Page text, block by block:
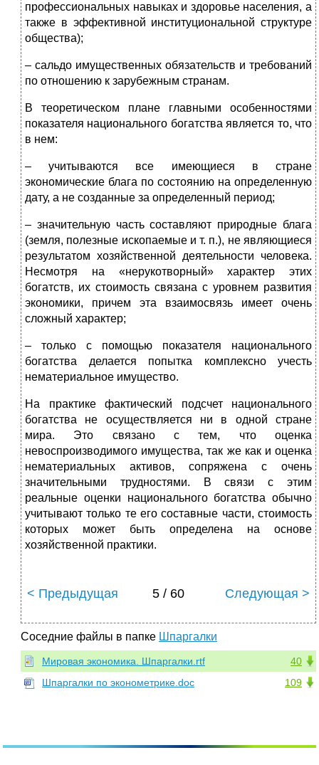
профессиональных навыках и здоровье населения, а
также в эффективной институциональной структуре
общества);
– сальдо имущественных обязательств и требований
по отношению к зарубежным странам.
В теоретическом плане главными особенностями
показателя национального богатства является то, что
в нем:
– учитываются все имеющиеся в стране
экономические блага по состоянию на определенную
дату, а не созданные за определенный период;
– значительную часть составляют природные блага
(земля, полезные ископаемые и т. п.), не являющиеся
результатом хозяйственной деятельности человека.
Несмотря на «нерукотворный» характер этих
богатств, их стоимость связана с уровнем развития
экономики, причем эта взаимосвязь имеет очень
сложный характер;
– только с помощью показателя национального
богатства делается попытка комплексно учесть
нематериальное имущество.
На практике фактический подсчет национального
богатства не осуществляется ни в одной стране
мира. Это связано с тем, что оценка
невоспроизводимого имущества, так же как и оценка
нематериальных активов, сопряжена с очень
значительными трудностями. В связи с этим
реальные оценки национального богатства обычно
учитывают только те его составные части, стоимость
которых может быть определена на основе
хозяйственной практики.
< Предыдущая 5 / 60 Следующая >
Соседние файлы в папке Шпаргалки
40
Мировая экономика. Шпаргалки.rtf
109
Шпаргалки по эконометрике.doc